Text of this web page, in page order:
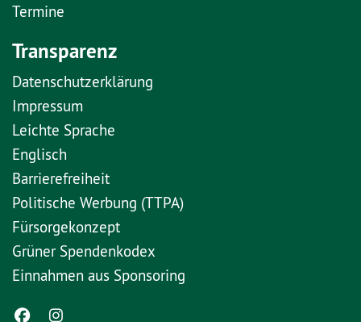
Termine
Transparenz
Datenschutzerklärung
Impressum
Leichte Sprache
Englisch
Barrierefreiheit
Politische Werbung (TTPA)
Fürsorgekonzept
Grüner Spendenkodex
Einnahmen aus Sponsoring